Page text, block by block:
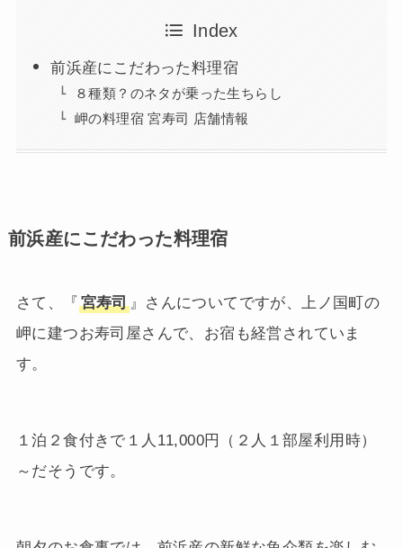
Index
前浜産にこだわった料理宿
８種類？のネタが乗った生ちらし
岬の料理宿 宮寿司 店舗情報
前浜産にこだわった料理宿
さて、『 宮寿司』さんについてですが、上ノ国町の
岬に建つお寿司屋さんで、お宿も経営されていま
す。
１泊２食付きで１人11,000円（２人１部屋利用時）
～だそうです。